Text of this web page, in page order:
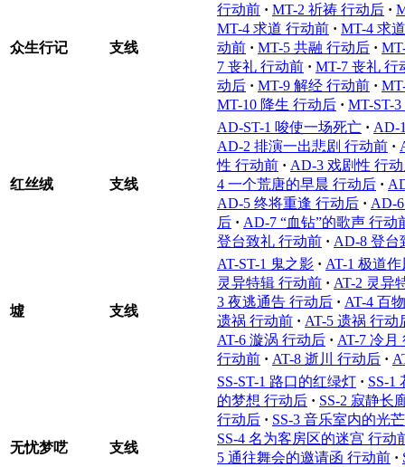
众生行记 支线
行动前 · MT-2 祈祷 行动后 ·
MT-4 求道 行动前 · MT-4 求
动前 · MT-5 共融 行动后 ·
7 丧礼 行动前 · MT-7 丧礼 行
动后 · MT-9 解经 行动前 ·
MT-10 降生 行动后 · MT-ST-
红丝绒 支线
AD-ST-1 唆使一场死亡 · AD-
AD-2 排演一出悲剧 行动前 ·
性 行动前 · AD-3 戏剧性 行
4 一个荒唐的早晨 行动后 ·
AD-5 终将重逢 行动后 · AD-
后 · AD-7 “血钻”的歌声 行动
登台致礼 行动前 · AD-8 登台
墟 支线
AT-ST-1 鬼之影 · AT-1 极道
灵异特辑 行动前 · AT-2 灵异
3 夜逃通告 行动后 · AT-4 百
遗祸 行动前 · AT-5 遗祸 行动
AT-6 漩涡 行动后 · AT-7 冷月
行动前 · AT-8 逝川 行动后 ·
无忧梦呓 支线
SS-ST-1 路口的红绿灯 · SS-1
的梦想 行动后 · SS-2 寂静长
行动后 · SS-3 音乐室内的光
SS-4 名为客房区的迷宫 行动
5 通往舞会的邀请函 行动前 ·